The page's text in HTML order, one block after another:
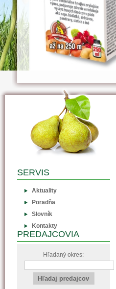
SERVIS
Aktuality
Poradňa
Slovník
Kontakty
PREDAJCOVIA
Hľadaný okres: